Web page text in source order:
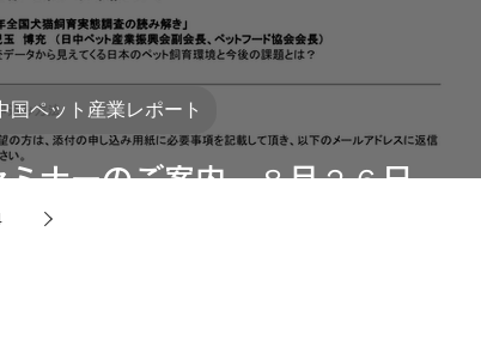
ミナーのご案内 ８月２６日
国ペット産業レポート